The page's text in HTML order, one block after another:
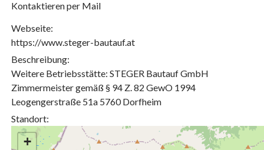
Kontaktieren per Mail
Webseite:
https://www.steger-bautauf.at
Beschreibung:
Weitere Betriebsstätte: STEGER Bautauf GmbH
Zimmermeister gemäß § 94 Z. 82 GewO 1994
Leogengerstraße 51a 5760 Dorfheim
Standort:
+